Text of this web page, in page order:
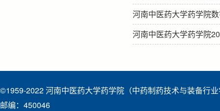
河南中医药大学药学院
河南中医药大学药学院
©1959-2022 河南中医药大学药学院（中药制药技术与装备行
邮编：450046